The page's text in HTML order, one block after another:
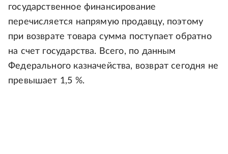
государственное финансирование
перечисляется напрямую продавцу, поэтому
при возврате товара сумма поступает обратно
на счет государства. Всего, по данным
Федерального казначейства, возврат сегодня не
превышает 1,5 %.